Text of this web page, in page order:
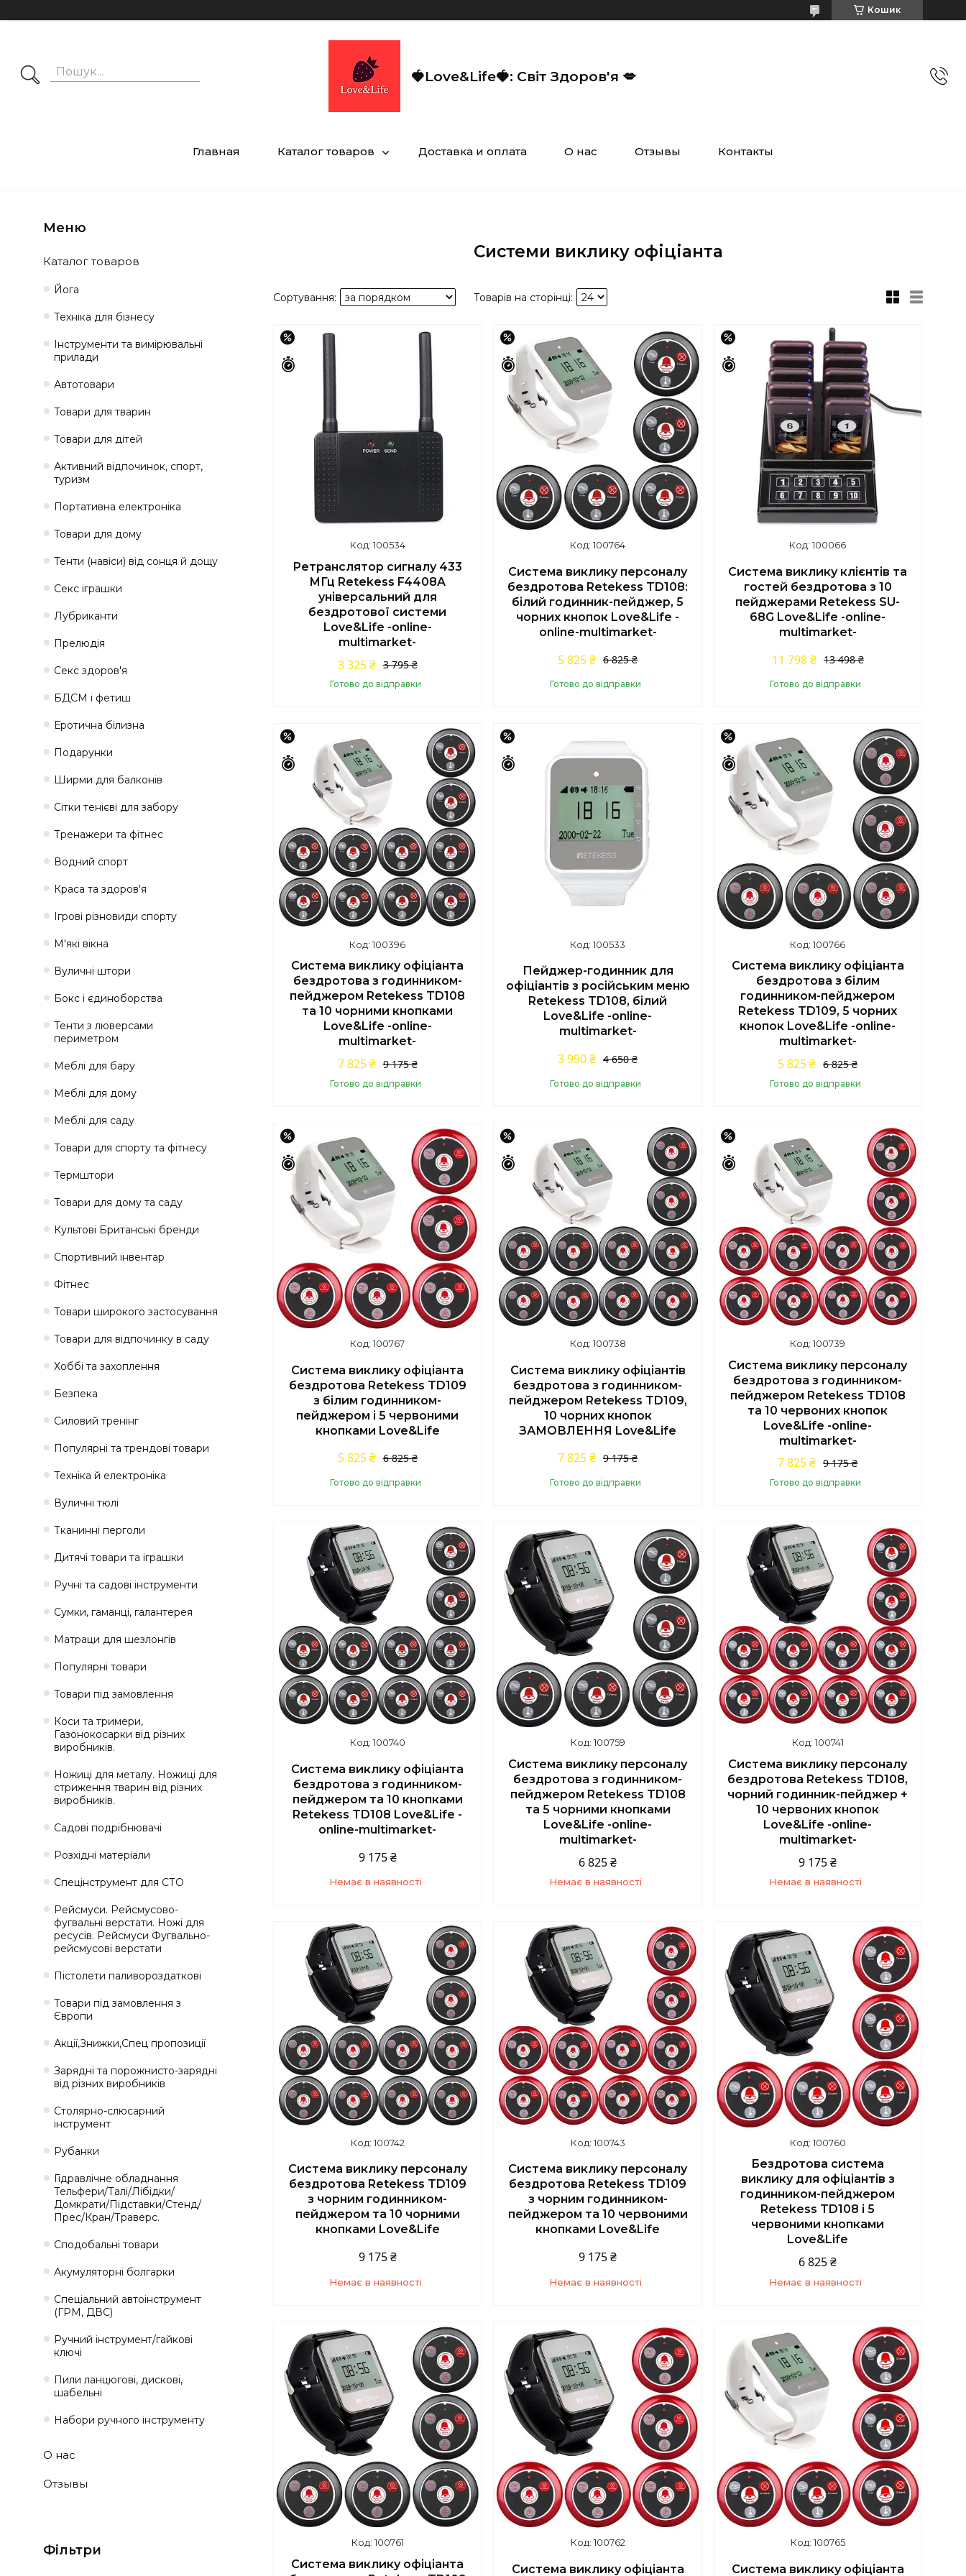
Кошик
🍓Love&Life🍓: Світ Здоров'я 💋
Главная Каталог товаров Доставка и оплата О нас Отзывы Контакты
Системи виклику офіціанта
Залишилось 42 дні
100534
Ретранслятор сигналу 433
МГц Retekess F4408A
універсальний для
бездротової системи
Love&Life -online-
multimarket-
3 795 ₴
3 325 ₴
Готово до відправки
Залишилось 42 дні
100764
Система виклику персоналу
бездротова Retekess TD108:
білий годинник-пейджер, 5
чорних кнопок Love&Life -
online-multimarket-
6 825 ₴
5 825 ₴
Готово до відправки
Залишилось 42 дні
100066
Система виклику клієнтів та
гостей бездротова з 10
пейджерами Retekess SU-
68G Love&Life -online-
multimarket-
13 498 ₴
11 798 ₴
Готово до відправки
Залишилось 42 дні
100396
Система виклику офіціанта
бездротова з годинником-
пейджером Retekess TD108
та 10 чорними кнопками
Love&Life -online-
multimarket-
9 175 ₴
7 825 ₴
Готово до відправки
Залишилось 42 дні
100533
Пейджер-годинник для
офіціантів з російським меню
Retekess TD108, білий
Love&Life -online-
multimarket-
4 650 ₴
3 990 ₴
Готово до відправки
Залишилось 46 днів
100766
Система виклику офіціанта
бездротова з білим
годинником-пейджером
Retekess TD109, 5 чорних
кнопок Love&Life -online-
multimarket-
6 825 ₴
5 825 ₴
Готово до відправки
Залишилось 46 днів
100767
Система виклику офіціанта
бездротова Retekess TD109
з білим годинником-
пейджером і 5 червоними
кнопками Love&Life
6 825 ₴
5 825 ₴
Готово до відправки
Купити
Залишилось 46 днів
100738
Система виклику офіціантів
бездротова з годинником-
пейджером Retekess TD109,
10 чорних кнопок
ЗАМОВЛЕННЯ Love&Life
9 175 ₴
7 825 ₴
Готово до відправки
Залишилось 46 днів
100739
Система виклику персоналу
бездротова з годинником-
пейджером Retekess TD108
та 10 червоних кнопок
Love&Life -online-
multimarket-
9 175 ₴
7 825 ₴
Готово до відправки
Купити
100740
Система виклику офіціанта
бездротова з годинником-
пейджером та 10 кнопками
Retekess TD108 Love&Life -
online-multimarket-
9 175 ₴
Немає в наявності
+380 (67) 139-10-45
100759
Система виклику персоналу
бездротова з годинником-
пейджером Retekess TD108
та 5 чорними кнопками
Love&Life -online-
multimarket-
6 825 ₴
Немає в наявності
+380 (67) 139-10-45
100741
Система виклику персоналу
бездротова Retekess TD108,
чорний годинник-пейджер +
10 червоних кнопок
Love&Life -online-
multimarket-
9 175 ₴
Немає в наявності
+380 (67) 139-10-45
100742
Система виклику персоналу
бездротова Retekess TD109
з чорним годинником-
пейджером та 10 чорними
кнопками Love&Life
9 175 ₴
Немає в наявності
+380 (67) 139-10-45
100743
Система виклику персоналу
бездротова Retekess TD109
з чорним годинником-
пейджером та 10 червоними
кнопками Love&Life
9 175 ₴
Немає в наявності
+380 (67) 139-10-45
100760
Бездротова система
виклику для офіціантів з
годинником-пейджером
Retekess TD108 і 5
червоними кнопками
Love&Life
6 825 ₴
Немає в наявності
+380 (67) 139-10-45
100761
Система виклику офіціанта
100762
Система виклику офіціанта
100765
Система виклику офіціанта
Каталог товаров
Йога
Техніка для бізнесу
Інструменти та вимірювальні
прилади
Автотовари
Товари для тварин
Товари для дітей
Активний відпочинок, спорт,
туризм
Портативна електроніка
Товари для дому
Тенти (навіси) від сонця й дощу
Секс іграшки
Лубриканти
Прелюдія
Секс здоров'я
БДСМ і фетиш
Еротична білизна
Подарунки
Ширми для балконів
Сітки тенієві для забору
Тренажери та фітнес
Водний спорт
Краса та здоров'я
Ігрові різновиди спорту
М'які вікна
Вуличні штори
Бокс і єдиноборства
Тенти з люверсами
периметром
Меблі для бару
Меблі для дому
Меблі для саду
Товари для спорту та фітнесу
Термштори
Товари для дому та саду
Культові Британські бренди
Спортивний інвентар
Фітнес
Товари широкого застосування
Товари для відпочинку в саду
Хоббі та захоплення
Безпека
Силовий тренінг
Популярні та трендові товари
Техніка й електроніка
Вуличні тюлі
Тканинні перголи
Дитячі товари та іграшки
Ручні та садові інструменти
Сумки, гаманці, галантерея
Матраци для шезлонгів
Популярні товари
Товари під замовлення
Коси та тримери,
Газонокосарки від різних
виробників.
Ножиці для металу. Ножиці для
стриження тварин від різних
виробників.
Садові подрібнювачі
Розхідні матеріали
Спецінструмент для СТО
Рейсмуси. Рейсмусово-
фугвальні верстати. Ножі для
ресусів. Рейсмуси Фугвально-
рейсмусові верстати
Пістолети паливороздаткові
Товари під замовлення з
Європи
Акції,Знижки,Спец пропозиції
Зарядні та порожнисто-зарядні
від різних виробників
Столярно-слюсарний
інструмент
Рубанки
Гідравлічне обладнання
Тельфери/Талі/Лібідки/
Домкрати/Підставки/Стенд/
Прес/Кран/Траверс.
Сподобальні товари
Акумуляторні болгарки
Спеціальний автоінструмент
(ГРМ, ДВС)
Ручний інструмент/гайкові
ключі
Пили ланцюгові, дискові,
шабельні
Набори ручного інструменту
О нас
Отзывы
Фільтри